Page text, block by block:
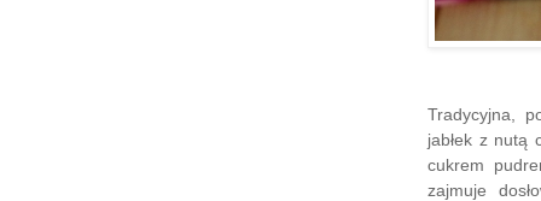
Tradycyjna,
jabłek z nutą
cukrem
zajmuje